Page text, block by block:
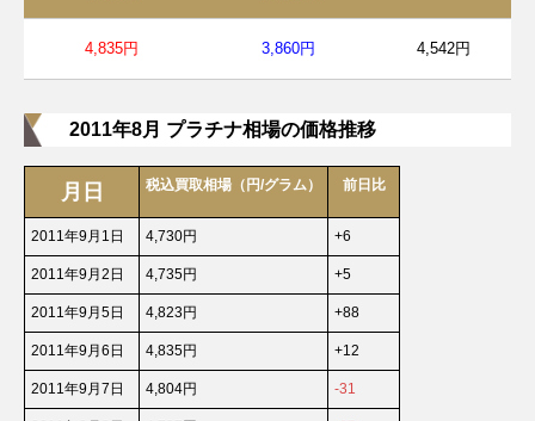
4,835円 3,860円 4,542円
2011年8月 プラチナ相場の価格推移
月日 税込買取相場（円/グラム） 前日比
2011年9月1日 4,730円 +6
2011年9月2日 4,735円 +5
2011年9月5日 4,823円 +88
2011年9月6日 4,835円 +12
2011年9月7日 4,804円 -31